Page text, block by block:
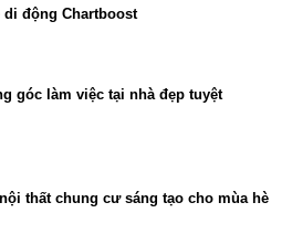
di động Chartboost
góc làm việc tại nhà đẹp tuyệt
thất chung cư sáng tạo cho mùa hè